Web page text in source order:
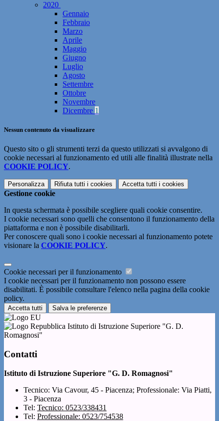
2020
Gennaio
Febbraio
Marzo
Aprile
Maggio
Giugno
Luglio
Agosto
Settembre
Ottobre
Novembre
Dicembre 1
Nessun contenuto da visualizzare
Questo sito o gli strumenti terzi da questo utilizzati si avvalgono di
cookie necessari al funzionamento ed utili alle finalità illustrate nella
COOKIE POLICY.
Personalizza Rifiuta tutti i cookies Accetta tutti i cookies
Gestione cookie
In questa schermata è possibile scegliere quali cookie consentire.
I cookie necessari sono quelli che consentono il funzionamento della
piattaforma e non è possibile disabilitarli.
Per conoscere quali sono i cookie necessari al funzionamento potete
visionare la COOKIE POLICY.
Cookie necessari per il funzionamento
I cookie necessari per il funzionamento non possono essere
disabilitati. È possibile consultare l'elenco nella pagina della cookie
policy.
Accetta tutti Salva le preferenze
Istituto di Istruzione Superiore "G. D.
Romagnosi"
Contatti
Istituto di Istruzione Superiore "G. D. Romagnosi"
Tecnico: Via Cavour, 45 - Piacenza; Professionale: Via Piatti,
3 - Piacenza
Tel: Tecnico: 0523/338431
Tel: Professionale: 0523/754538